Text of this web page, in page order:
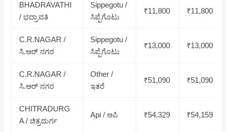
BHADRAVATHI
/ ಭದ್ರಾವತಿ
Sippegotu /
ಸಿಪ್ಪೆಗೊಟು
₹11,800 ₹11,800
C.R.NAGAR /
ಸಿ.ಆರ್ ನಗರ
Sippegotu /
ಸಿಪ್ಪೆಗೊಟು
₹13,000 ₹13,000
C.R.NAGAR /
ಸಿ.ಆರ್ ನಗರ
Other /
ಇತರೆ
₹51,090 ₹51,090
CHITRADURG
A / ಚಿತ್ರದುರ್ಗ
Api / ಆಪಿ ₹54,329 ₹54,159